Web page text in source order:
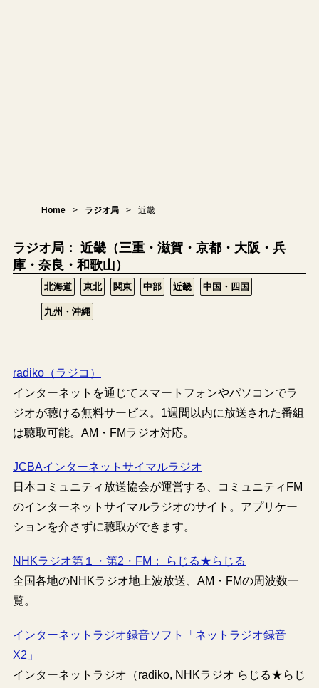
Home ラジオ局 近畿
ラジオ局： 近畿（三重・滋賀・京都・大阪・兵
庫・奈良・和歌山）
北海道 東北 関東 中部 近畿 中国・四国
九州・沖縄
radiko（ラジコ）
インターネットを通じてスマートフォンやパソコンでラ
ジオが聴ける無料サービス。1週間以内に放送された番組
は聴取可能。AM・FMラジオ対応。
JCBAインターネットサイマルラジオ
日本コミュニティ放送協会が運営する、コミュニティFM
のインターネットサイマルラジオのサイト。アプリケー
ションを介さずに聴取ができます。
NHKラジオ第１・第2・FM： らじる★らじる
全国各地のNHKラジオ地上波放送、AM・FMの周波数一
覧。
インターネットラジオ録音ソフト「ネットラジオ録音
X2」
インターネットラジオ（radiko, NHKラジオ らじる★らじ